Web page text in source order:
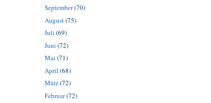
September(70)
August(75)
Juli (69)
Juni (72)
Mai (71)
April (68)
März(72)
Februar(72)